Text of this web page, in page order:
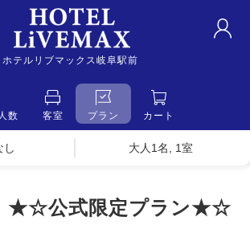
ホテルリブマックス岐阜駅前
数 客室 プラン カート
し 大人1名, 1室
★☆公式限定プラン★☆